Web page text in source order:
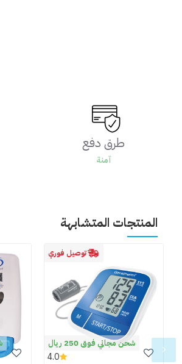
طرق دفع
آمنة
المنتجات المتشابهة
توصيل فوري
شحن مجاني فوق 250 ريال
4.0